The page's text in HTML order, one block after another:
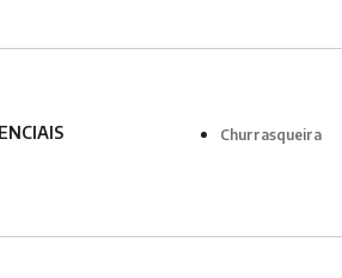
Churrasqueira